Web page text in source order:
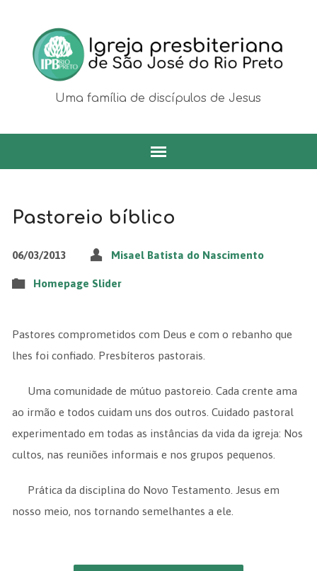
Uma família de discípulos de Jesus
Pastoreio bíblico
06/03/2013 Misael Batista do Nascimento
Homepage Slider
Pastores comprometidos com Deus e com o rebanho que
lhes foi confiado. Presbíteros pastorais.
Uma comunidade de mútuo pastoreio. Cada crente ama
ao irmão e todos cuidam uns dos outros. Cuidado pastoral
experimentado em todas as instâncias da vida da igreja: Nos
cultos, nas reuniões informais e nos grupos pequenos.
Prática da disciplina do Novo Testamento. Jesus em
nosso meio, nos tornando semelhantes a ele.